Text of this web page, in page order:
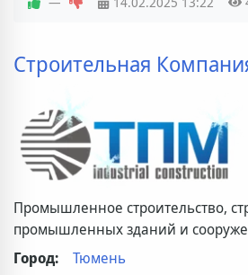
Строительная
Промышленное строительство,
промышленных зданий и
Город:
Тюмень